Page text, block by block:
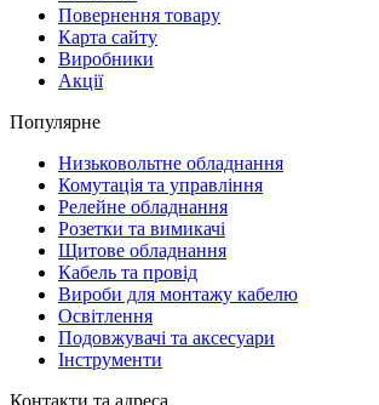
Повернення товару
Карта сайту
Виробники
Акції
Популярне
Низьковольтне обладнання
Комутація та управління
Релейне обладнання
Розетки та вимикачі
Щитове обладнання
Кабель та провід
Вироби для монтажу кабелю
Освітлення
Подовжувачі та аксесуари
Інструменти
Контакти та адреса